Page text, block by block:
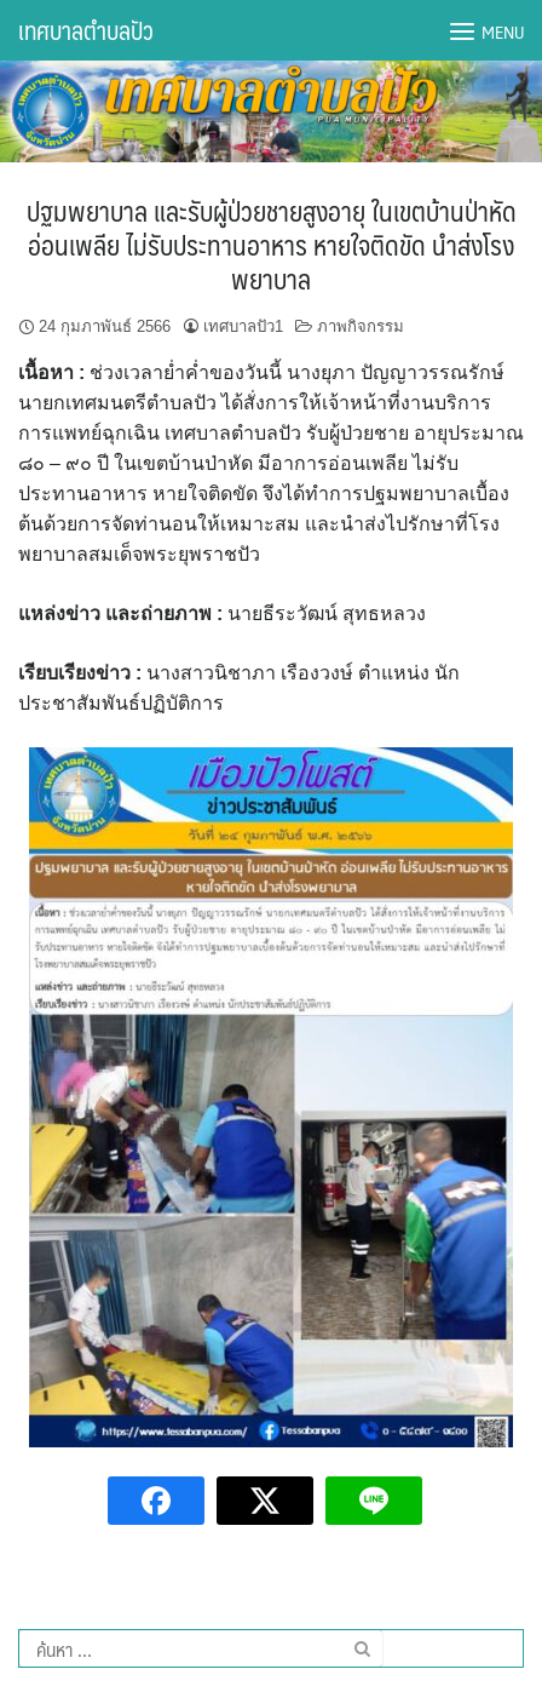
content
DWQA Ask Question
DWQA Questions
กองการศึกษา
กองช่าง
กองยุทธศาสตร์และงบประมาณ
กองสาธารณสุขฯ
การเปิดเผยข้อมูลข่าวสารปี 2566 integrity transparency
assessment ITA2023
ข้อกำหนดการใช้งาน
ข้อมูลประชากร
ข้อมูลพื้นฐานของศูนย์บริการนักท่องเที่ยว เทศบาลตำบลปัว
ขั้นตอนการขอรับบริการ
งบแสดงฐานะการคลัง
งบแสดงฐานะการเงิน เทศบาลตำบลปัว ประจำปีงบประมาณ 2561
ติดต่อหน่วยงาน
ที่พัก
Amante Baristro Hotel & Cafe’ @Pua
C View Home
Deply
Go Hight ‘O Village
HOMU Villa
Montha Residence
Shanti – Retreat
กรีนฮิลล์รีสอร์ท
ต้นแหลงโฮมสเตย์
เทศบาลตำบลปัว MENU
ปฐมพยาบาล และรับผู้ป่วยชายสูงอายุ ในเขตบ้านป่าหัด
อ่อนเพลีย ไม่รับประทานอาหาร หายใจติดขัด นำส่งโรง
พยาบาล
24 กุมภาพันธ์ 2566 เทศบาลปัว1 ภาพกิจกรรม
เนื้อหา : ช่วงเวลาย่ำค่ำของวันนี้ นางยุภา ปัญญาวรรณรักษ์
นายกเทศมนตรีตำบลปัว ได้สั่งการให้เจ้าหน้าที่งานบริการ
การแพทย์ฉุกเฉิน เทศบาลตำบลปัว รับผู้ป่วยชาย อายุประมาณ
๘๐ – ๙๐ ปี ในเขตบ้านป่าหัด มีอาการอ่อนเพลีย ไม่รับ
ประทานอาหาร หายใจติดขัด จึงได้ทำการปฐมพยาบาลเบื้อง
ต้นด้วยการจัดท่านอนให้เหมาะสม และนำส่งไปรักษาที่โรง
พยาบาลสมเด็จพระยุพราชปัว
แหล่งข่าว และถ่ายภาพ : นายธีระวัฒน์ สุทธหลวง
เรียบเรียงข่าว : นางสาวนิชาภา เรืองวงษ์ ตำแหน่ง นัก
ประชาสัมพันธ์ปฏิบัติการ
ค้นหา
สำหรับ: